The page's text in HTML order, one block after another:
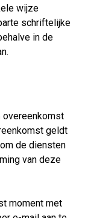
wijze
schriftelijke
in de
overeenkomst
geldt
de diensten
van deze
moment met